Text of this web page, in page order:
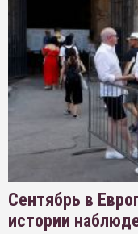
Сентябрь в
истории